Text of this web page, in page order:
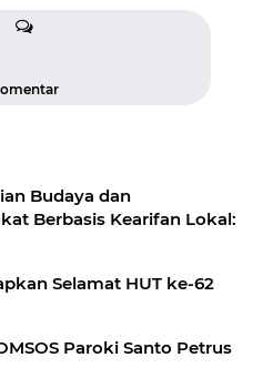
Budaya dan
Berbasis Kearifan Lokal:
Selamat HUT ke-62
Paroki Santo Petrus